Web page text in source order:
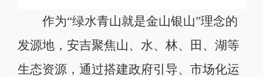
作为“绿水青山就是金山银山”理念的
发源地，安吉聚焦山、水、林、田、湖等
生态资源，通过搭建政府引导、市场化运